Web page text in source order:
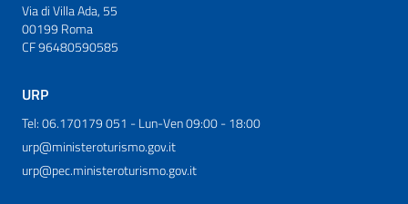
Via di Villa Ada, 55
00199 Roma
CF 96480590585
URP
Tel: 06.170179 051 - Lun-Ven 09:00 - 18:00
urp@ministeroturismo.gov.it
urp@pec.ministeroturismo.gov.it